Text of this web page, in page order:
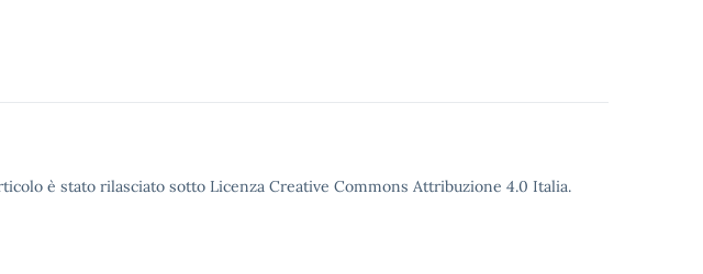
è stato rilasciato sotto Licenza Creative Commons Attribuzione 4.0 Italia.